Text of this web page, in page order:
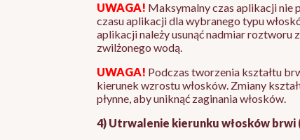
UWAGA! Maksymalny czas aplikacji nie
czasu aplikacji dla wybranego typu
aplikacji należy usunąć nadmiar roztworu
zwilżonego wodą.
UWAGA! Podczas tworzenia kształtu
kierunek wzrostu włosków. Zmiany
płynne, aby uniknąć zaginania włosków.
4) Utrwalenie kierunku włosków brwi